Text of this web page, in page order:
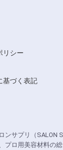
リシー
基づく表記
ロンサプリ（SALON
プロ用美容材料の